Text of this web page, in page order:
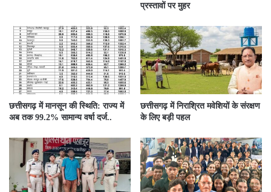
प्रस्तावों पर मुहर
छत्तीसगढ़ में मानसून की स्थिति: राज्य में
अब तक 99.2% सामान्य वर्षा दर्ज..
छत्तीसगढ़ में निराश्रित मवेशियों के संरक्षण
के लिए बड़ी पहल